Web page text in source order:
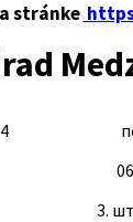
stránke
4
068 01
12 3.